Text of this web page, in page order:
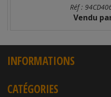
Réf :
Vendu
INFORMATIONS
CATÉGORIES